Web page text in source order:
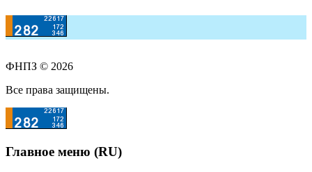
ФНПЗ © 2026
Все права защищены.
Главное меню (RU)